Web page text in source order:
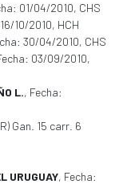
01/04/2010, CHS
10/2010, HCH
30/04/2010, CHS
03/09/2010,
L., Fecha:
Gan. 15 carr. 6
URUGUAY, Fecha: